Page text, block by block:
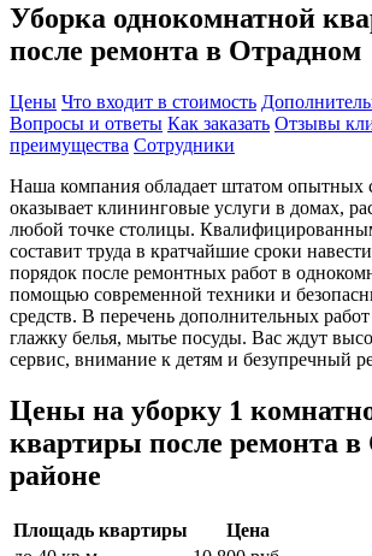
Уборка однокомнатной
после ремонта в Отрадном
Цены Что входит в стоимость
Вопросы и ответы Как заказать Отзывы
преимущества Сотрудники
Наша компания обладает штатом опытных
оказывает клининговые услуги в домах,
любой точке столицы.
составит труда в кратчайшие сроки
порядок после ремонтных работ в
помощью современной техники и
средств. В перечень дополнительных
глажку белья, мытье посуды. Вас ждут
сервис, внимание к детям и безупречный
Цены на уборку 1
квартиры после ремонта
районе
Площадь квартиры
Цена